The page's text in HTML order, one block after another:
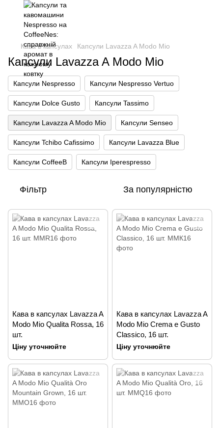
Безкоштовна доставка від
Кава в капсулах Капсули Lavazza A Modo Mio
Капсули Lavazza A Modo Mio
Капсули Nespresso Капсули Nespresso Vertuo
Капсули Dolce Gusto Капсули Tassimo
Капсули Lavazza A Modo Mio Капсули Senseo
Капсули Tchibo Cafissimo Капсули Lavazza Blue
Капсули CoffeeB Капсули Iperespresso
Фільтр За популярністю
Кава в капсулах Lavazza A
Modo Mio Qualita Rossa, 16
шт.
Ціну уточнюйте
Кава в капсулах Lavazza A
Modo Mio Crema e Gusto
Classico, 16 шт.
Ціну уточнюйте